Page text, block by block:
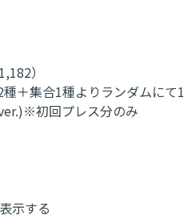
）
＋集合1種よりランダムにて1
初回プレス分のみ
示する